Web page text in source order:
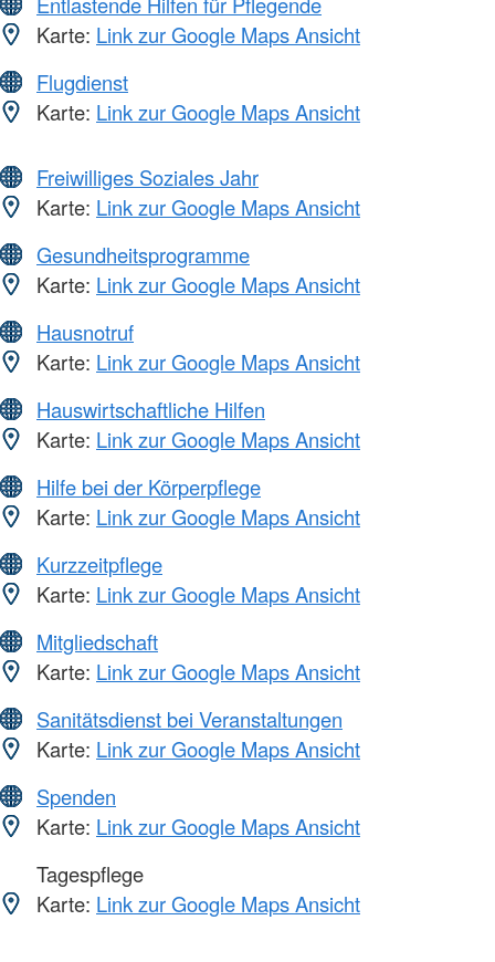
Karte: Link zur Google Maps Ansicht
Flugdienst
Karte: Link zur Google Maps Ansicht
Freiwilliges Soziales Jahr
Karte: Link zur Google Maps Ansicht
Gesundheitsprogramme
Karte: Link zur Google Maps Ansicht
Hausnotruf
Karte: Link zur Google Maps Ansicht
Hauswirtschaftliche Hilfen
Karte: Link zur Google Maps Ansicht
Hilfe bei der Körperpflege
Karte: Link zur Google Maps Ansicht
Kurzzeitpflege
Karte: Link zur Google Maps Ansicht
Mitgliedschaft
Karte: Link zur Google Maps Ansicht
Sanitätsdienst bei Veranstaltungen
Karte: Link zur Google Maps Ansicht
Spenden
Karte: Link zur Google Maps Ansicht
Tagespflege
Karte: Link zur Google Maps Ansicht